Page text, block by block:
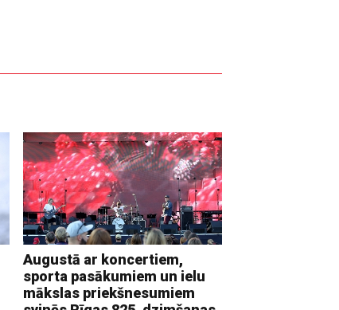
Augustā ar koncertiem,
sporta pasākumiem un ielu
mākslas priekšnesumiem